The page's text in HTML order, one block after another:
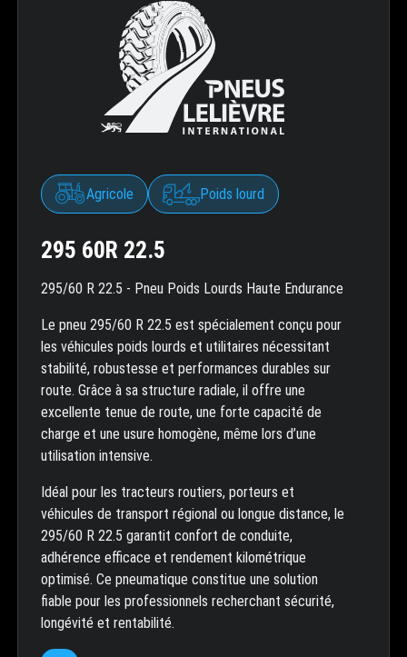
Agricole Poids lourd
295 60R 22.5
295/60 R 22.5 - Pneu Poids Lourds Haute Endurance
Le pneu 295/60 R 22.5 est spécialement conçu pour
les véhicules poids lourds et utilitaires nécessitant
stabilité, robustesse et performances durables sur
route. Grâce à sa structure radiale, il offre une
excellente tenue de route, une forte capacité de
charge et une usure homogène, même lors d’une
utilisation intensive.
Idéal pour les tracteurs routiers, porteurs et
véhicules de transport régional ou longue distance, le
295/60 R 22.5 garantit confort de conduite,
adhérence efficace et rendement kilométrique
optimisé. Ce pneumatique constitue une solution
fiable pour les professionnels recherchant sécurité,
longévité et rentabilité.